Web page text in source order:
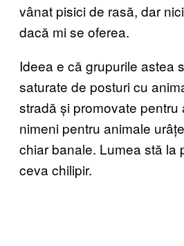
vânat pisici de rasă, dar
dacă mi se oferea.
Ideea e că grupurile astea
saturate de posturi cu
stradă și promovate pentru
nimeni pentru animale
chiar banale. Lumea stă la
ceva chilipir.